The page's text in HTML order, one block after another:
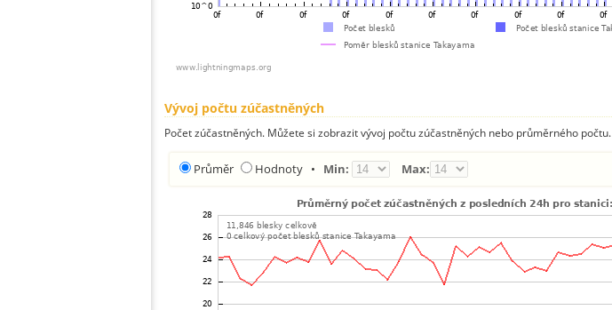
Vývoj počtu zúčastněných
Počet zúčastněných. Můžete si zobrazit vývoj počtu zúčastněných nebo průměrného počtu.
Průměr Hodnoty • Min: Max: